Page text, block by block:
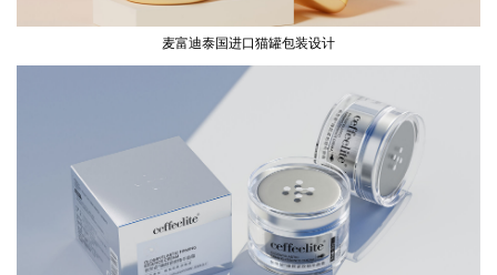
麦富迪泰国进口猫罐包装设计